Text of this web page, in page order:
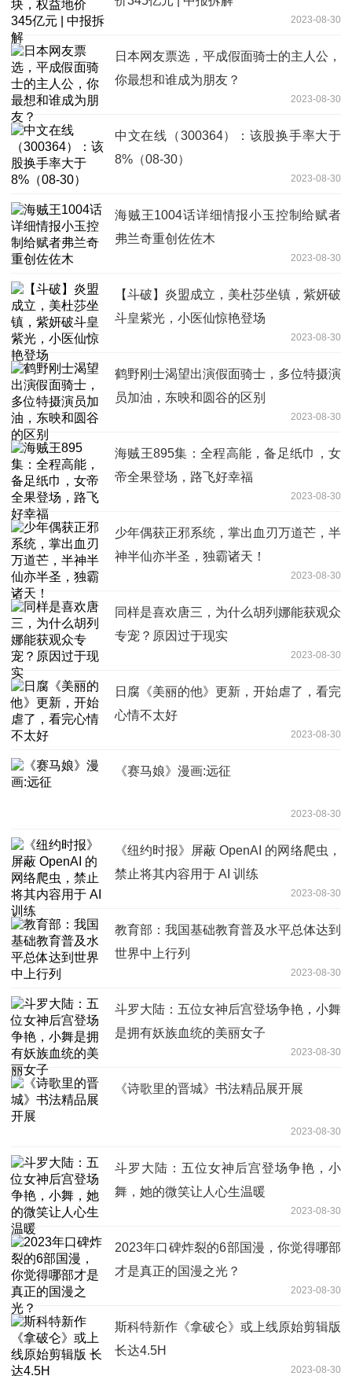
2023-08-30
日本网友票选，平成假面骑士的主人公，
你最想和谁成为朋友？
2023-08-30
中文在线（300364）：该股换手率大于
8%（08-30）
2023-08-30
海贼王1004话详细情报小玉控制给赋者
弗兰奇重创佐佐木
2023-08-30
【斗破】炎盟成立，美杜莎坐镇，紫妍破
斗皇紫光，小医仙惊艳登场
2023-08-30
鹤野刚士渴望出演假面骑士，多位特摄演
员加油，东映和圆谷的区别
2023-08-30
海贼王895集：全程高能，备足纸巾，女
帝全果登场，路飞好幸福
2023-08-30
少年偶获正邪系统，掌出血刃万道芒，半
神半仙亦半圣，独霸诸天！
2023-08-30
同样是喜欢唐三，为什么胡列娜能获观众
专宠？原因过于现实
2023-08-30
日腐《美丽的他》更新，开始虐了，看完
心情不太好
2023-08-30
《赛马娘》漫画:远征
2023-08-30
《纽约时报》屏蔽 OpenAI 的网络爬虫，
禁止将其内容用于 AI 训练
2023-08-30
教育部：我国基础教育普及水平总体达到
世界中上行列
2023-08-30
斗罗大陆：五位女神后宫登场争艳，小舞
是拥有妖族血统的美丽女子
2023-08-30
《诗歌里的晋城》书法精品展开展
2023-08-30
斗罗大陆：五位女神后宫登场争艳，小
舞，她的微笑让人心生温暖
2023-08-30
2023年口碑炸裂的6部国漫，你觉得哪部
才是真正的国漫之光？
2023-08-30
斯科特新作《拿破仑》或上线原始剪辑版
长达4.5H
2023-08-30